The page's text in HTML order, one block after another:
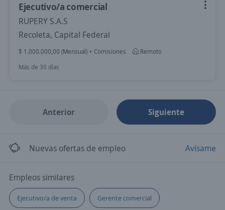
Ejecutivo/a comercial
RUPERY S.A.S
Recoleta, Capital Federal
$ 1.000.000,00 (Mensual) + Comisiones
Remoto
Más de 30 días
Anterior Siguiente
Nuevas ofertas de empleo Avísame
Empleos similares
Ejecutivo/a de venta Gerente comercial